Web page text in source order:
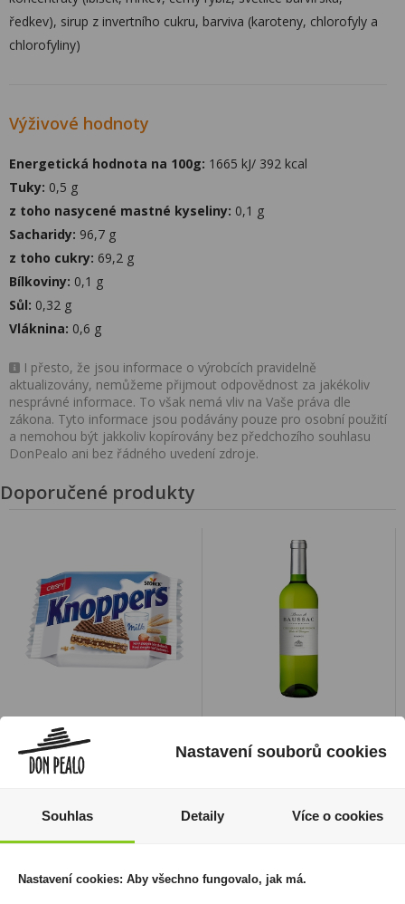
ředkev), sirup z invertního cukru, barviva (karoteny, chlorofyly a
chlorofyliny)
Výživové hodnoty
Energetická hodnota na 100g: 1665 kJ/ 392 kcal
Tuky: 0,5 g
z toho nasycené mastné kyseliny: 0,1 g
Sacharidy: 96,7 g
z toho cukry: 69,2 g
Bílkoviny: 0,1 g
Sůl: 0,32 g
Vláknina: 0,6 g
I přesto, že jsou informace o výrobcích pravidelně
aktualizovány, nemůžeme přijmout odpovědnost za jakékoliv
nesprávné informace. To však nemá vliv na Vaše práva dle
zákona. Tyto informace jsou podávány pouze pro osobní použití
a nemohou být jakkoliv kopírovány bez předchozího souhlasu
DonPealo ani bez řádného uvedení zdroje.
Doporučené produkty
Knoppers 25g Storck
9 Kč
Cena za:
IGP 0,75l Baron de
Baussac
Cena za:1 ks
Nastavení souborů cookies
Souhlas Detaily Více o cookies
Nastavení cookies: Aby všechno fungovalo, jak má.